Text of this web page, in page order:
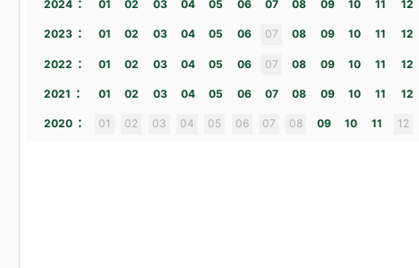
2024 01 02 03 04 05 06 07 08 09 10 11 12
2023 : 01 02 03 04 05 06 07 08 09 10 11 12
2022 : 01 02 03 04 05 06 07 08 09 10 11 12
2021 : 01 02 03 04 05 06 07 08 09 10 11 12
2020 : 01 02 03 04 05 06 07 08 09 10 11 12